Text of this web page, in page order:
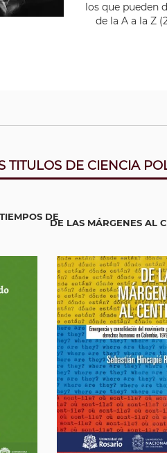
los que pueden
de la A a la Z
TITULOS DE CIENCIA
DE
DE LAS MÁRGENES AL